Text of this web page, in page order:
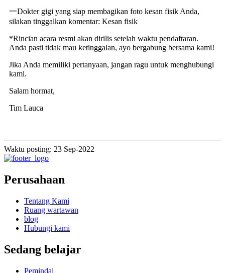
一Dokter gigi yang siap membagikan foto kesan fisik Anda,
silakan tinggalkan komentar: Kesan fisik
*Rincian acara resmi akan dirilis setelah waktu pendaftaran.
Anda pasti tidak mau ketinggalan, ayo bergabung bersama kami!
Jika Anda memiliki pertanyaan, jangan ragu untuk menghubungi
kami.
Salam hormat,
Tim Lauca
Waktu posting: 23 Sep-2022
Perusahaan
Tentang Kami
Ruang wartawan
blog
Hubungi kami
Sedang belajar
Pemindai